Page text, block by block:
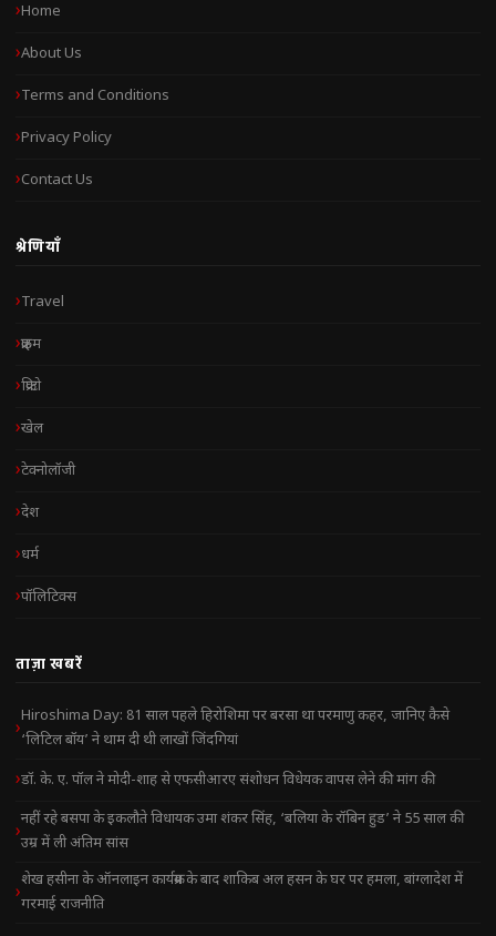
Home
About Us
Terms and Conditions
Privacy Policy
Contact Us
श्रेणियाँ
Travel
क्राइम
क्रिप्टो
खेल
टेक्नोलॉजी
देश
धर्म
पॉलिटिक्स
ताज़ा खबरें
Hiroshima Day: 81 साल पहले हिरोशिमा पर बरसा था परमाणु कहर, जानिए कैसे
‘लिटिल बॉय’ ने थाम दी थी लाखों जिंदगियां
डॉ. के. ए. पॉल ने मोदी-शाह से एफसीआरए संशोधन विधेयक वापस लेने की मांग की
नहीं रहे बसपा के इकलौते विधायक उमा शंकर सिंह, ‘बलिया के रॉबिन हुड’ ने 55 साल की
उम्र में ली अंतिम सांस
शेख हसीना के ऑनलाइन कार्यक्रम के बाद शाकिब अल हसन के घर पर हमला, बांग्लादेश में
गरमाई राजनीति